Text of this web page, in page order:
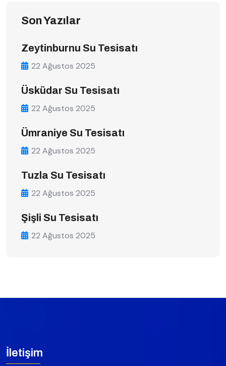
Son Yazılar
Zeytinburnu Su Tesisatı
22 Ağustos 2025
Üsküdar Su Tesisatı
22 Ağustos 2025
Ümraniye Su Tesisatı
22 Ağustos 2025
Tuzla Su Tesisatı
22 Ağustos 2025
Şişli Su Tesisatı
22 Ağustos 2025
İletişim